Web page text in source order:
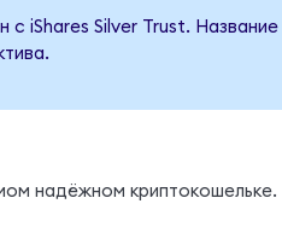
Silver Trust.
надёжном криптокошельке.